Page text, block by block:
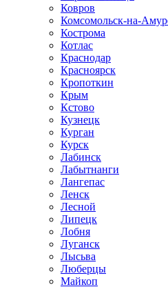
Ковров
Комсомольск-на-
Кострома
Котлас
Краснодар
Красноярск
Кропоткин
Крым
Кстово
Кузнецк
Курган
Курск
Лабинск
Лабытнанги
Лангепас
Ленск
Лесной
Липецк
Лобня
Луганск
Лысьва
Люберцы
Майкоп